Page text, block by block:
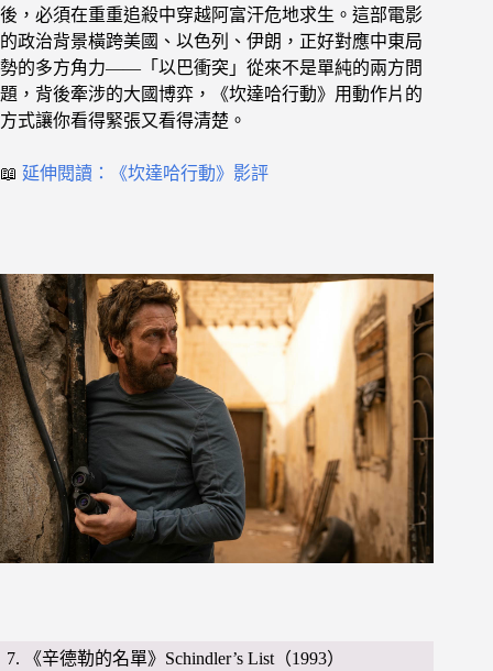
後，必須在重重追殺中穿越阿富汗危地求生。這部電影
的政治背景橫跨美國、以色列、伊朗，正好對應中東局
勢的多方角力——「以巴衝突」從來不是單純的兩方問
題，背後牽涉的大國博弈，《坎達哈行動》用動作片的
方式讓你看得緊張又看得清楚。
📖 延伸閱讀：《坎達哈行動》影評
7. 《辛德勒的名單》Schindler’s List（1993）